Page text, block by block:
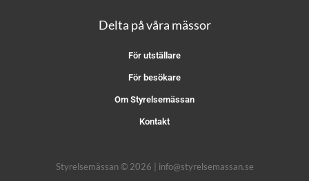
Delta på våra mässor
För utställare
För besökare
Om Styrelsemässan
Kontakt
Styrelsemässan © 2026 | info@styrelsemassan.se